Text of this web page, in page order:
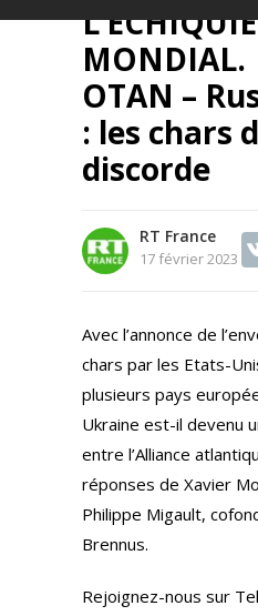
MONDIAL.
OTAN –
: les chars
discorde
RT France
17 février 2023
Avec l’annonce de
chars par les Etats-
plusieurs pays
Ukraine est-il devenu
entre l’Alliance
réponses de Xavier
Philippe Migault,
Brennus.
Rejoignez-nous sur